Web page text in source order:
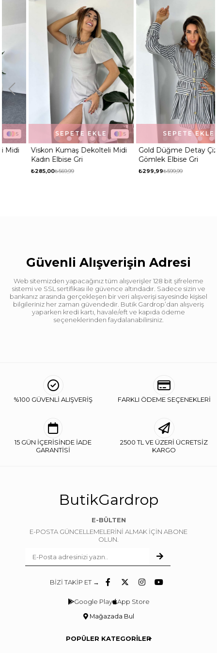
5
Viskon Kumaş Dekolteli Midi
Kadın Elbise Gri
₺569,99
SEPETE EKLE 2
Gold Düğme Detay Çizgili
Gömlek Elbise Gri
₺599,99
SEPETE EKLE
Güvenli Alışverişin Adresi
Web sitemizden yapacağınız tüm alışverişler 128 bit şifreleme
sistemi ve SSL sertifikası ile güvence altındadır. Sadece sizin ve
bankanız arasında gerçekleşen bir veri alışverişi sayesinde kişisel
bilgileriniz her zaman güvendedir. Butik Gardrop’dan alışveriş
yaparken kredi kartı, havale/eft ve kapıda ödeme
seçeneklerinden faydalanabilirsiniz.
%100 GÜVENLİ ALIŞVERİŞ FARKLI ÖDEME SEÇENEKLERİ
15 GÜN İÇERİSİNDE İADE
GARANTİSİ
2500 TL VE ÜZERİ ÜCRETSİZ
KARGO
ButikGardrop
E-BÜLTEN
E-POSTA GÜNCELLEMELERİNİ ALMAK İÇİN ABONE
OLUN.
BİZİ TAKİP ET →
Google Play App Store
Mağazada Bul
POPÜLER KATEGORİLER